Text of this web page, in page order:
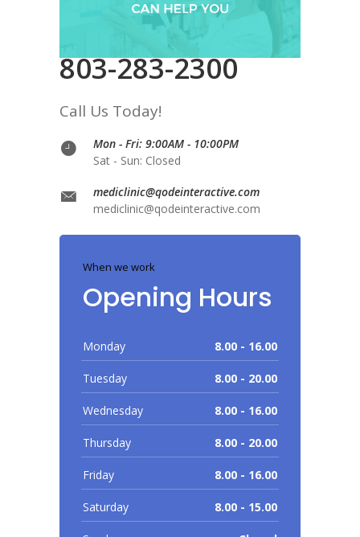
803-283-2300
Call Us Today!
Mon - Fri: 9:00AM - 10:00PM
Sat - Sun: Closed
mediclinic@qodeinteractive.com
mediclinic@qodeinteractive.com
When we work
Opening Hours
Monday 8.00 - 16.00
Tuesday 8.00 - 20.00
Wednesday 8.00 - 16.00
Thursday 8.00 - 20.00
Friday 8.00 - 16.00
Saturday 8.00 - 15.00